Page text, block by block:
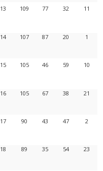
13 109 77 32 11
14 107 87 20 1
15 105 46 59 10
16 105 67 38 21
17 90 43 47 2
18 89 35 54 23